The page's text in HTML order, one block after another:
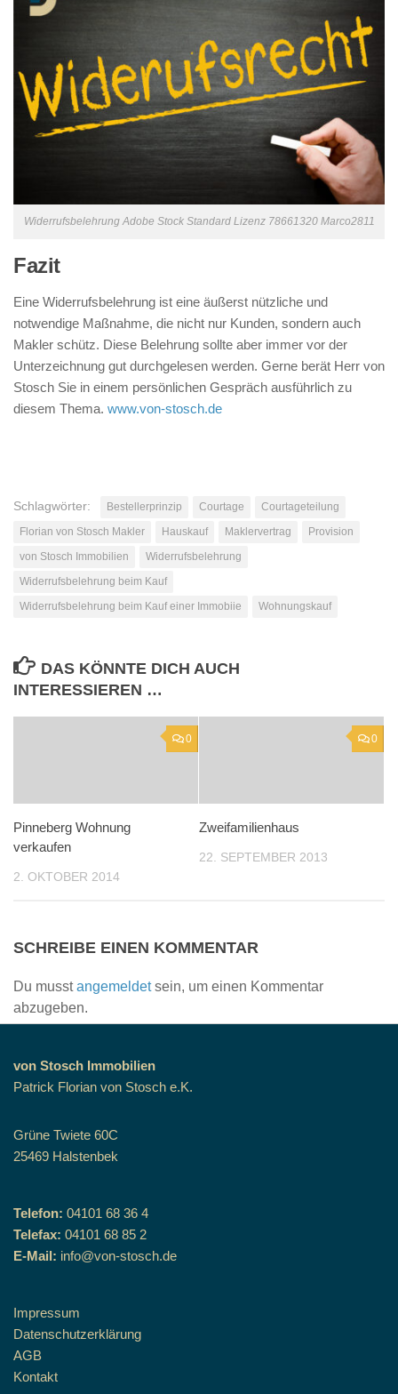
Widerrufsbelehrung Adobe Stock Standard Lizenz 78661320 Marco2811
Fazit
Eine Widerrufsbelehrung ist eine äußerst nützliche und
notwendige Maßnahme, die nicht nur Kunden, sondern auch
Makler schütz. Diese Belehrung sollte aber immer vor der
Unterzeichnung gut durchgelesen werden. Gerne berät Herr von
Stosch Sie in einem persönlichen Gespräch ausführlich zu
diesem Thema. www.von-stosch.de
Schlagwörter: Bestellerprinzip Courtage
Courtageteilung
Florian von Stosch Makler
Hauskauf Maklervertrag
Provision
von Stosch Immobilien
Widerrufsbelehrung
Widerrufsbelehrung beim Kauf
Widerrufsbelehrung beim Kauf einer Immobiie
Wohnungskauf
DAS KÖNNTE DICH AUCH
INTERESSIEREN …
0
Pinneberg Wohnung
verkaufen
2. OKTOBER 2014
0
Zweifamilienhaus
22. SEPTEMBER 2013
SCHREIBE EINEN KOMMENTAR
Du musstangemeldetsein, um einen Kommentar
abzugeben.
von Stosch Immobilien
Patrick Florian von Stosch e.K.
Grüne Twiete 60C
25469 Halstenbek
Telefon: 04101 68 36 4
Telefax: 04101 68 85 2
E-Mail: info@von-stosch.de
Impressum
Datenschutzerklärung
AGB
Kontakt